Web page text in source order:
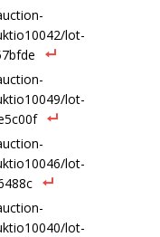
lot-
lot-
lot-
lot-